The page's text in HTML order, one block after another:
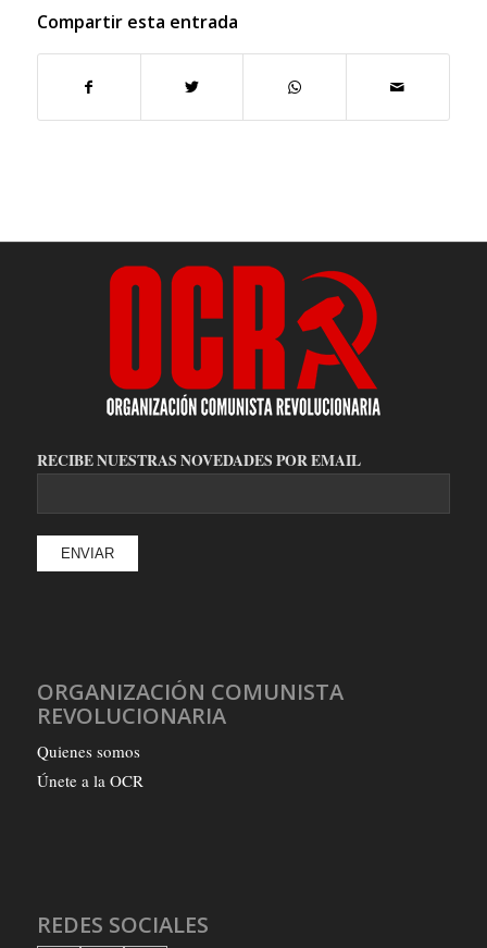
Compartir esta entrada
RECIBE NUESTRAS NOVEDADES POR EMAIL
ORGANIZACIÓN COMUNISTA
REVOLUCIONARIA
Quienes somos
Únete a la OCR
REDES SOCIALES